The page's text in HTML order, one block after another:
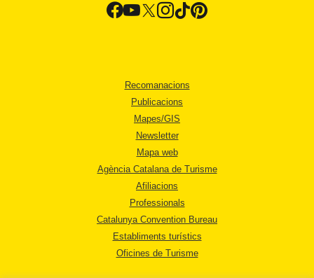
Recomanacions
Publicacions
Mapes/GIS
Newsletter
Mapa web
Agència Catalana de Turisme
Afiliacions
Professionals
Catalunya Convention Bureau
Establiments turístics
Oficines de Turisme